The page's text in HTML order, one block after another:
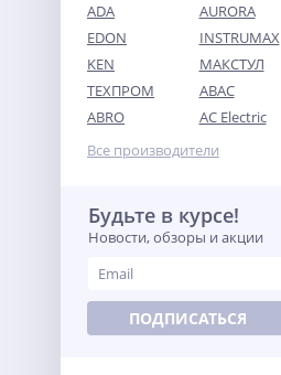
Затирочная машина TOR
S-100 (Honda)
95 800
ADA
AURORA
EDON
INSTRUMAX
KEN
МАКСТУЛ
ТЕХПРОМ
ABAC
ABRO
AC Electric
Все производители
Будьте в курсе!
Новости, обзоры и акции
ПОДПИСАТЬСЯ